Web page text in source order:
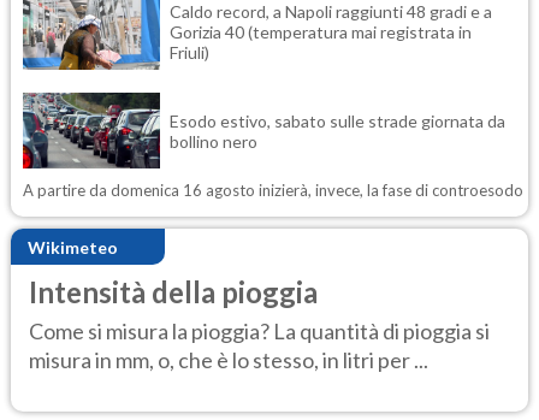
Caldo record, a Napoli raggiunti 48 gradi e a
Gorizia 40 (temperatura mai registrata in
Friuli)
Esodo estivo, sabato sulle strade giornata da
bollino nero
A partire da domenica 16 agosto inizierà, invece, la fase di controesodo
Wikimeteo
Intensità della pioggia
Come si misura la pioggia? La quantità di pioggia si
misura in mm, o, che è lo stesso, in litri per ...